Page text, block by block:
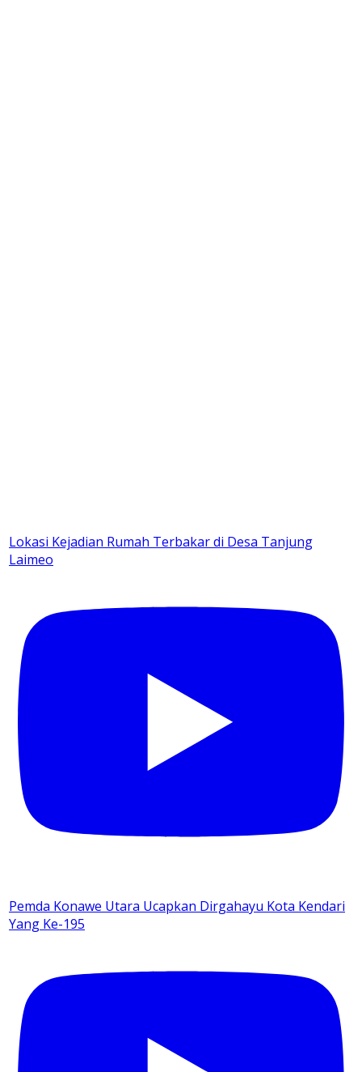
Lokasi Kejadian Rumah Terbakar di Desa Tanjung
Laimeo
Pemda Konawe Utara Ucapkan Dirgahayu Kota Kendari
Yang Ke-195